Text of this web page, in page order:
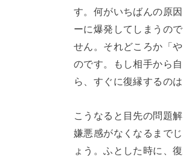
す。何がいちばんの原
ーに爆発してしまうの
せん。それどころか「
のです。もし相手から
ら、すぐに復縁するの
こうなると目先の問題
嫌悪感がなくなるまで
ょう。ふとした時に、